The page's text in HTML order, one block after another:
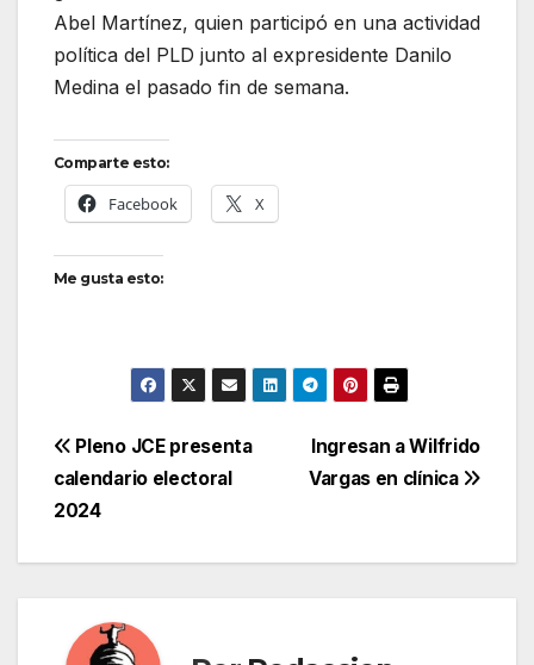
Abel Martínez, quien participó en una actividad
política del PLD junto al expresidente Danilo
Medina el pasado fin de semana.
Comparte esto:
Facebook X
Me gusta esto:
Navegación
de
entradas
Ingresan a Wilfrido
Vargas en clínica
Pleno JCE presenta
calendario electoral
2024